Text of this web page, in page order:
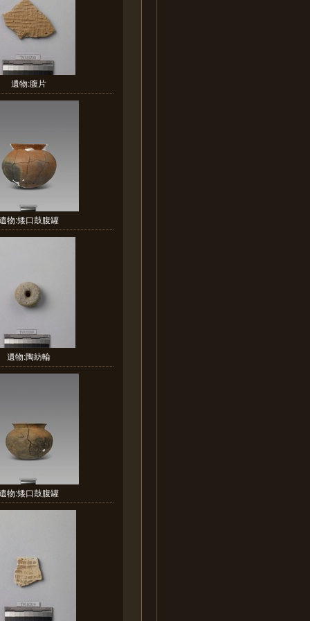
遺物:腹片
物:矮口鼓腹罐
遺物:陶紡輪
物:矮口鼓腹罐